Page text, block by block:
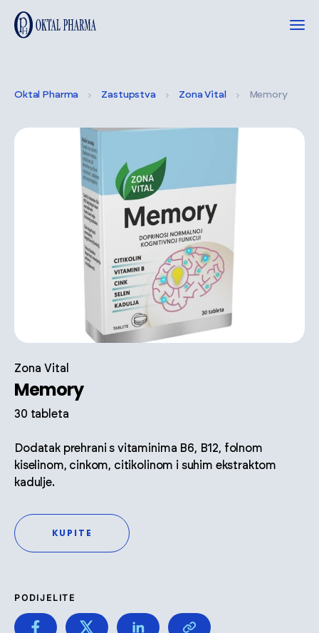
Oktal Pharma Zastupstva Zona Vital Memory
Zona Vital
Memory
30 tableta
Dodatak prehrani s vitaminima B6, B12, folnom
kiselinom, cinkom, citikolinom i suhim ekstraktom
kadulje.
KUPITE
PODIJELITE